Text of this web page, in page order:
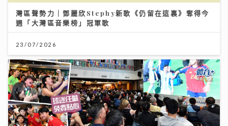
灣區聲勢力｜鄧麗欣Stephy新歌《仍留在這裏》奪得今
週「大灣區音樂榜」冠軍歌
23/07/2026